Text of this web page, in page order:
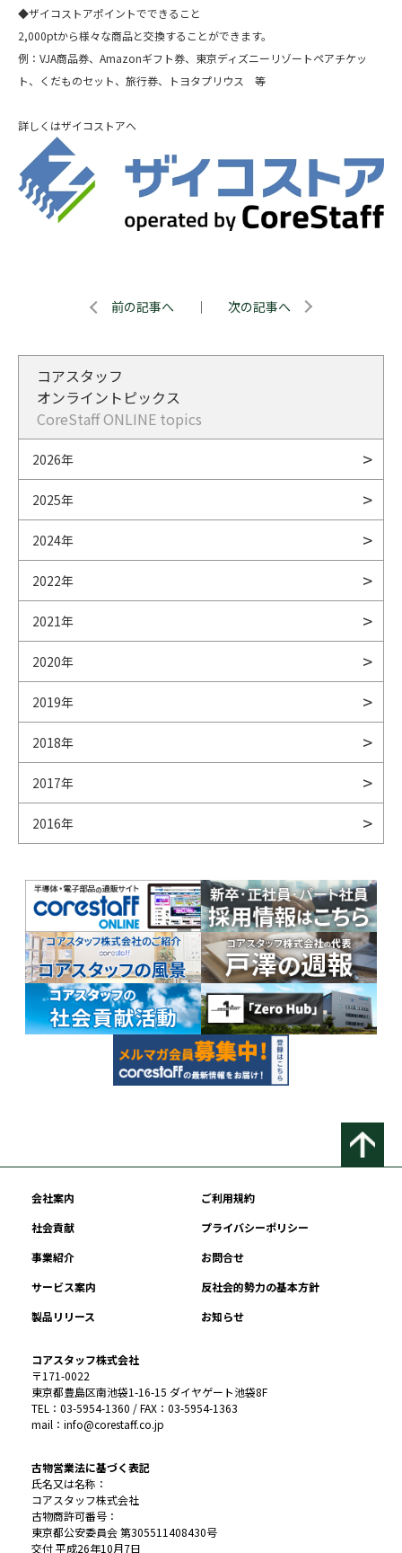
◆ザイコストアポイントでできること
2,000ptから様々な商品と交換することができます。
例：VJA商品券、Amazonギフト券、東京ディズニーリゾートペアチケッ
ト、くだものセット、旅行券、トヨタプリウス 等
詳しくはザイコストアへ
前の記事へ ｜ 次の記事へ
コアスタッフ
オンライントピックス
CoreStaff ONLINE topics
2026年
2025年
2024年
2022年
2021年
2020年
2019年
2018年
2017年
2016年
会社案内
ご利用規約
社会貢献
プライバシーポリシー
事業紹介
お問合せ
サービス案内
反社会的勢力の基本方針
製品リリース
お知らせ
コアスタッフ株式会社
〒171-0022
東京都豊島区南池袋1-16-15 ダイヤゲート池袋8F
TEL：03-5954-1360 / FAX：03-5954-1363
mail：info@corestaff.co.jp
古物営業法に基づく表記
氏名又は名称：
コアスタッフ株式会社
古物商許可番号：
東京都公安委員会 第305511408430号
交付 平成26年10月7日